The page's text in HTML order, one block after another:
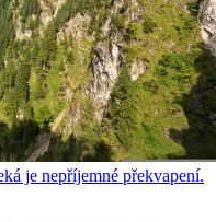
je nepříjemné překvapení.